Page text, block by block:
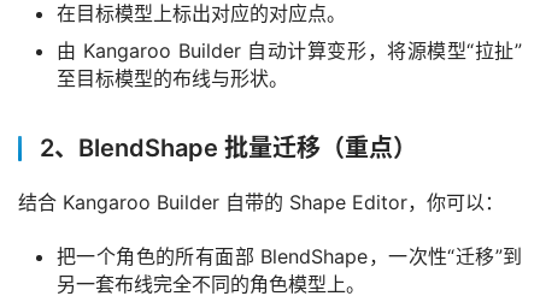
在目标模型上标出对应的对应点。
由 Kangaroo Builder 自动计算变形，将源模型“拉扯”
至目标模型的布线与形状。
2、BlendShape 批量迁移（重点）
结合 Kangaroo Builder 自带的 Shape Editor，你可以：
把一个角色的所有面部 BlendShape，一次性“迁移”到
另一套布线完全不同的角色模型上。